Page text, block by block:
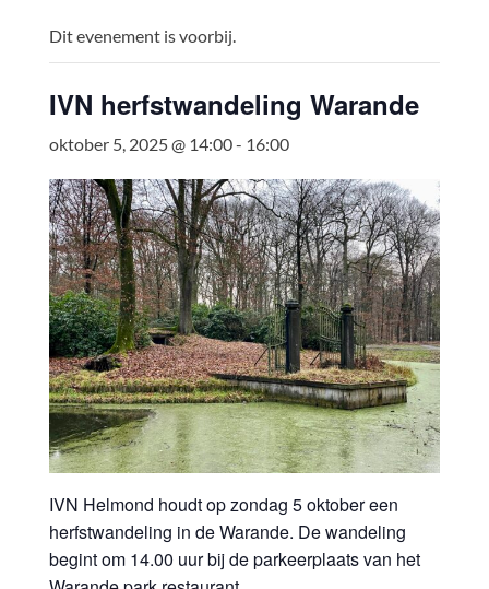
Dit evenement is voorbij.
IVN herfstwandeling Warande
oktober 5, 2025 @ 14:00- 16:00
IVN Helmond houdt op zondag 5 oktober een
herfstwandeling in de Warande. De wandeling
begint om 14.00 uur bij de parkeerplaats van het